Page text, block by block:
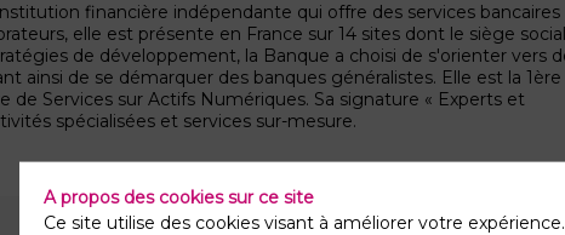
financière indépendante qui offre des services
elle est présente en France sur 14 sites dont le siège social
de développement, la Banque a choisi de s'orienter vers
ainsi de se démarquer des banques généralistes. Elle est la 1ère
Services sur Actifs Numériques. Sa signature « Experts et
spécialisées et services sur-mesure.
A propos des cookies sur ce site
Ce site utilise des cookies visant à améliorer votre expérience.